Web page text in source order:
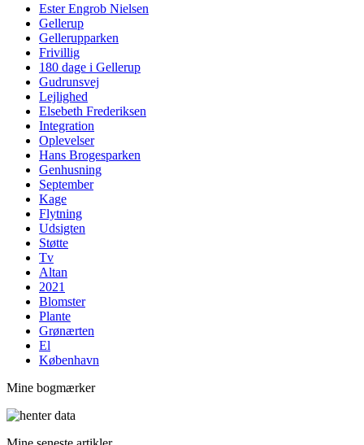
Ester Engrob Nielsen
Gellerup
Gellerup­parken
Frivillig
180 dage i Gellerup
Gudrunsvej
Lejlighed
Elsebeth Frederiksen
Integration
Oplevelser
Hans Brogesparken
Genhusning
September
Kage
Flytning
Udsigten
Støtte
Tv
Altan
2021
Blomster
Plante
Grønærten
El
København
Mine bogmærker